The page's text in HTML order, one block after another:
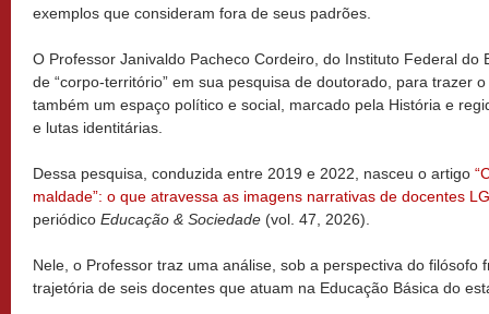
exemplos que consideram fora de seus padrões.
O Professor Janivaldo Pacheco Cordeiro, do Instituto Federal do
de “corpo-território” em sua pesquisa de doutorado, para trazer
também um espaço político e social, marcado pela História e
e lutas identitárias.
Dessa pesquisa, conduzida entre 2019 e 2022, nasceu o artigo
maldade”: o que atravessa as imagens narrativas de docentes
periódico Educação & Sociedade (vol. 47, 2026).
Nele, o Professor traz uma análise, sob a perspectiva do filósofo
trajetória de seis docentes que atuam na Educação Básica do